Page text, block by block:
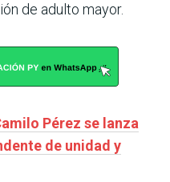
de adulto mayor.
Pérez se lanza
de unidad y